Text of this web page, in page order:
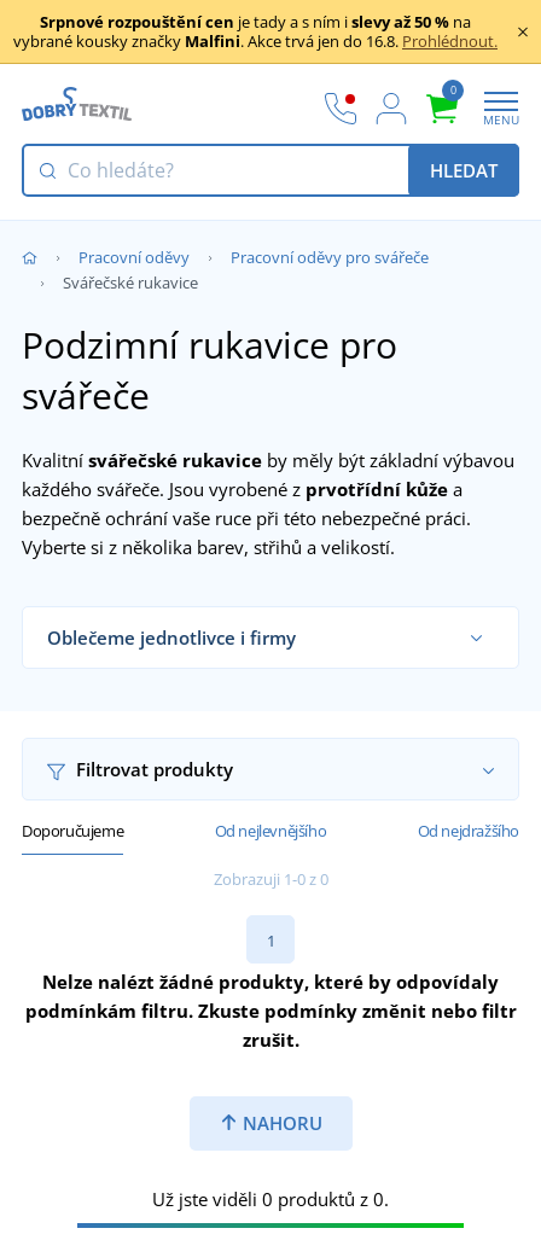
Srpnové rozpouštění cen je tady a s ním islevy až 50 % na
vybrané kousky značky Malfini. Akce trvá jen do 16.8. Prohlédnout.
0
MENU
HLEDAT
Pracovní oděvy
Pracovní oděvy pro svářeče
Svářečské rukavice
Podzimní rukavice pro
svářeče
Kvalitní svářečské rukavice by měly být základní výbavou
každého svářeče. Jsou vyrobené z prvotřídní kůže a
bezpečně ochrání vaše ruce při této nebezpečné práci.
Vyberte si z několika barev, střihů a velikostí.
Oblečeme jednotlivce i firmy
Filtrovat produkty
Doporučujeme Od nejlevnějšího Od nejdražšího
Zobrazuji 1-0 z 0
1
Nelze nalézt žádné produkty, které by odpovídaly
podmínkám filtru. Zkuste podmínky změnit nebo filtr
zrušit.
NAHORU
Už jste viděli 0 produktů z 0.